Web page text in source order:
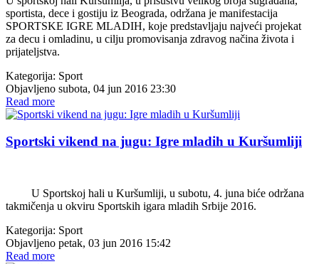
sportista, dece i gostiju iz Beograda, održana je manifestacija
SPORTSKE IGRE MLADIH, koje predstavljaju najveći projekat
za decu i omladinu, u cilju promovisanja zdravog načina života i
prijateljstva.
Kategorija: Sport
Objavljeno subota, 04 jun 2016 23:30
Read more
Sportski vikend na jugu: Igre mladih u Kuršumliji
U Sportskoj hali u Kuršumliji, u subotu, 4. juna biće održana
takmičenja u okviru Sportskih igara mladih Srbije 2016.
Kategorija: Sport
Objavljeno petak, 03 jun 2016 15:42
Read more